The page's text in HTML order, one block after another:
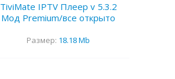
TiviMate IPTV Плеер v 5.3.2
Мод Premium/все открыто
Размер: 18.18 Mb